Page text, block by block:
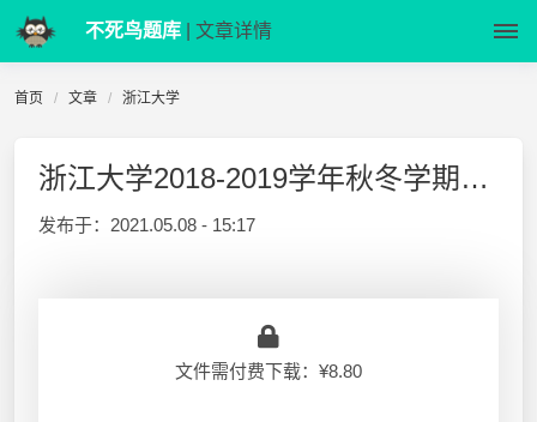
不死鸟题库 | 文章详情
首页 文章 浙江大学
浙江大学2018-2019学年秋冬学期《离散数学》课程期末考试试卷
发布于： 2021.05.08 - 15:17
文件需付费下载：¥8.80